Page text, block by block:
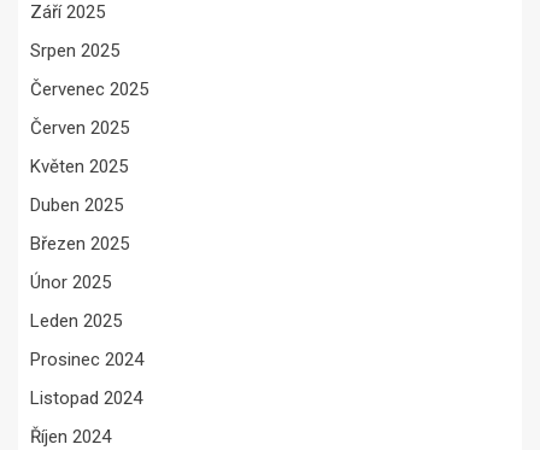
Září 2025
Srpen 2025
Červenec 2025
Červen 2025
Květen 2025
Duben 2025
Březen 2025
Únor 2025
Leden 2025
Prosinec 2024
Listopad 2024
Říjen 2024